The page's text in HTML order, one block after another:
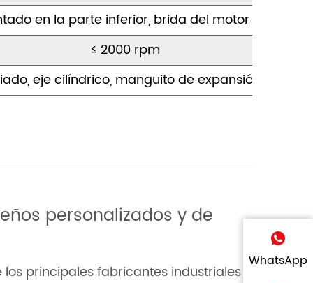
WhatsApp
en la parte inferior, brida del motor IEC, eje
≤ 2000 rpm
eje cilíndrico, manguito de expansión de
personalizados y de
principales fabricantes industriales